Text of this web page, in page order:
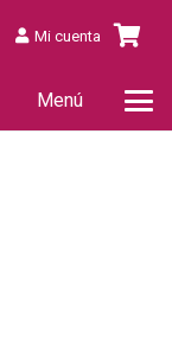
Mi cuenta
Menú